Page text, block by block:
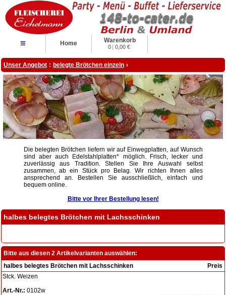
≡ Home Warenkorb
0 | 0,00 €
Unser Angebot : belegte Brötchen einzeln ›
Die belegten Brötchen liefern wir auf Einwegplatten, auf Wunsch
sind aber auch Edelstahlplatten* möglich. Frisch, lecker und
zuverlässig aus Tradition. Stellen Sie Ihre Auswahl selbst
zusammen, ab ein Stück pro Belag. Wir richten Ihnen alles
ansprechend an. Bestellen Sie ausschließlich, einfach und
bequem online.
Bitte vor Ihrer Bestellung lesen!
halbes belegtes Brötchen mit Lachsschinken
Bitte aus diesen 2 Artikelvarianten auswählen:
halbes belegtes Brötchen mit Lachsschinken
Preis
Stck. Weizen
Art.-Nr.: 0102w